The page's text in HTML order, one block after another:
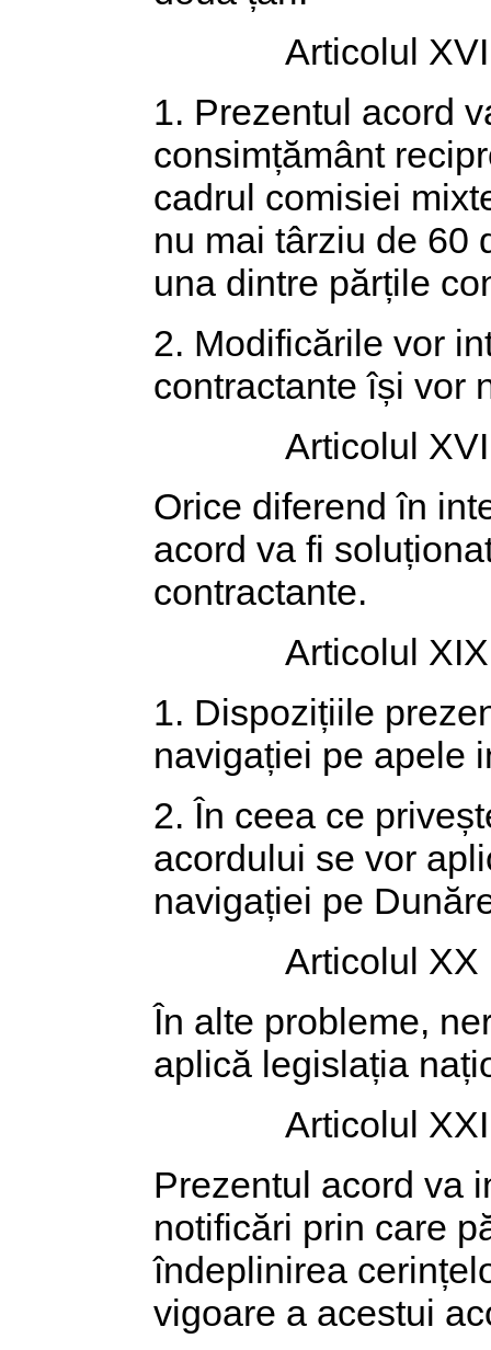
Articolul
1. Prezentul acord
consimțământ
cadrul comisiei
nu mai târziu de 60
una dintre părțile
2. Modificările vor
contractante își vor
Articolul
Orice diferend în
acord va fi
contractante.
Articolul XIX
1. Dispozițiile
navigației pe apele
2. În ceea ce
acordului se vor
navigației pe
Articolul XX
În alte probleme,
aplică legislația
Articolul XXI
Prezentul acord va
notificări prin care
îndeplinirea
vigoare a acestui